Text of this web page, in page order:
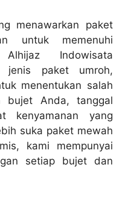
menawarkan paket
untuk memenuhi
Indowisata
jenis paket umroh,
menentukan salah
bujet Anda, tanggal
kenyamanan yang
suka paket mewah
kami mempunyai
setiap bujet dan